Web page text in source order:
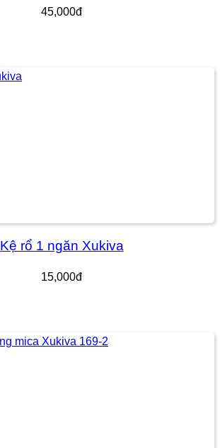
45,000đ
Kệ rổ 1 ngăn Xukiva
15,000đ